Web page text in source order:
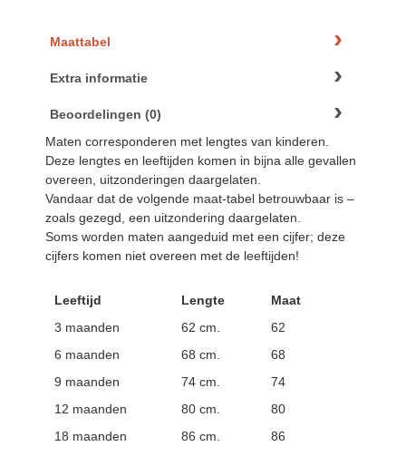
Maattabel
Extra informatie
Beoordelingen (0)
Maten corresponderen met lengtes van kinderen.
Deze lengtes en leeftijden komen in bijna alle gevallen
overeen, uitzonderingen daargelaten.
Vandaar dat de volgende maat-tabel betrouwbaar is –
zoals gezegd, een uitzondering daargelaten.
Soms worden maten aangeduid met een cijfer; deze
cijfers komen niet overeen met de leeftijden!
Leeftijd Lengte
Maat
3 maanden
62 cm.
62
6 maanden
68 cm.
68
9 maanden
74 cm.
74
12 maanden
80 cm.
80
18 maanden
86 cm.
86